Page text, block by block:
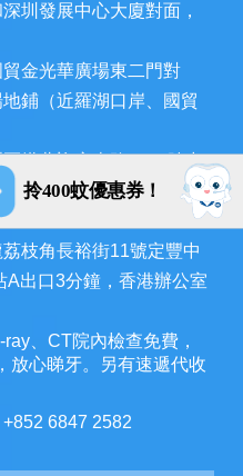
拎400蚊優惠券！
圳發展中心大廈對面，
金光華廣場東二門對
鋪（近羅湖口岸、國貿
拱北迎賓南路1155號中
岸，迎賓百貨廣場對
枝角長裕街11號定豐中
出口3分鐘，香港辦公室
、CT院內檢查免費，
放心睇牙。另有速遞代收
6847 2582